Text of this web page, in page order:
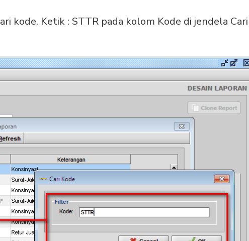
kode. Ketik : STTR pada kolom Kode di jendela Cari